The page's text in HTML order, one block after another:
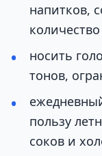
напитков,
носить
тонов,
пользу
соков и